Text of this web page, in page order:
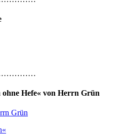
Hefe« von Herrn Grün